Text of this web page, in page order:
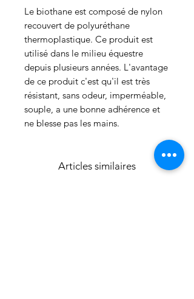
Le biothane est composé de nylon
recouvert de polyuréthane
thermoplastique. Ce produit est
utilisé dans le milieu équestre
depuis plusieurs années. L'avantage
de ce produit c'est qu'il est très
résistant, sans odeur, imperméable,
souple, a une bonne adhérence et
ne blesse pas les mains.
Articles similaires